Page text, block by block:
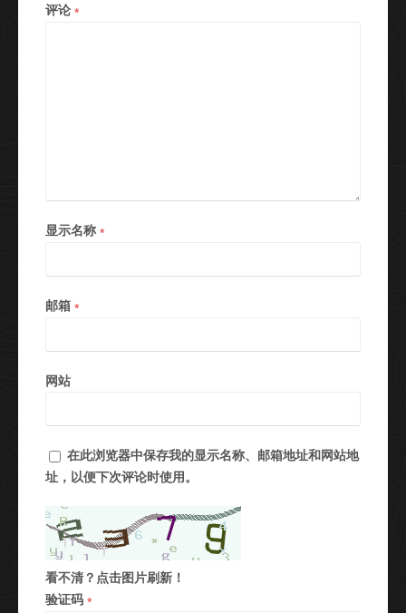
评论 *
显示名称 *
邮箱 *
网站
在此浏览器中保存我的显示名称、邮箱地址和网站地
址，以便下次评论时使用。
看不清？点击图片刷新！
验证码 *